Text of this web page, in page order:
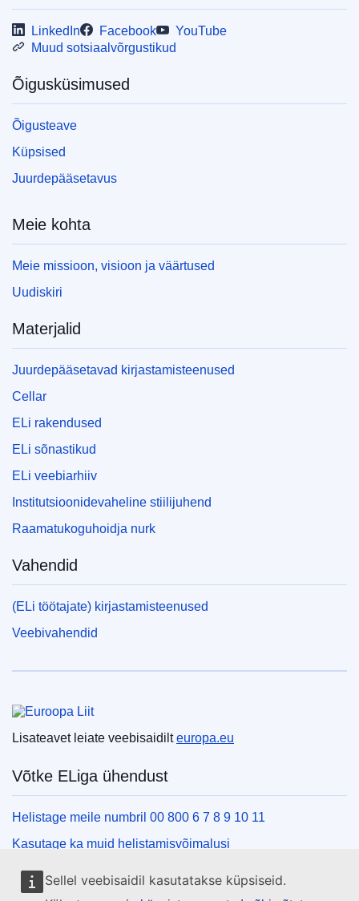
Sellel veebisaidil kasutatakse küpsiseid.
LinkedIn Facebook
YouTube
Muud sotsiaalvõrgustikud
Õigusküsimused
Õigusteave
Küpsised
Juurdepääsetavus
Meie kohta
Meie missioon, visioon ja väärtused
Uudiskiri
Materjalid
Juurdepääsetavad kirjastamisteenused
Cellar
ELi rakendused
ELi sõnastikud
ELi veebiarhiiv
Institutsioonidevaheline stiilijuhend
Raamatukoguhoidja nurk
Vahendid
(ELi töötajate) kirjastamisteenused
Veebivahendid
Euroopa Liit
Lisateavet leiate veebisaidilteuropa.eu
Võtke ELiga ühendust
Helistage meile numbril 00 800 6 7 8 9 10 11
Kasutage ka muid helistamisvõimalusi
Kirjutage meile kontaktvormi vahendusel
Külastage meid ELi teabekeskuses